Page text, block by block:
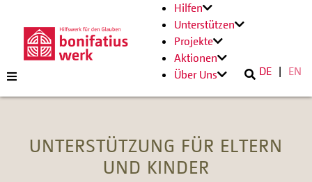
Hilfen
Unterstützen
Projekte
Aktionen
Über Uns
DE EN
UNTERSTÜTZUNG FÜR ELTERN
UND KINDER